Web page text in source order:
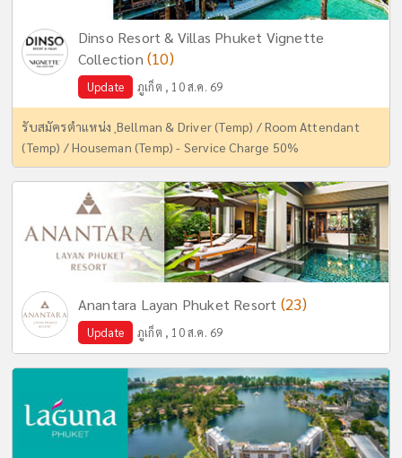
Dinso Resort & Villas Phuket Vignette
Collection (10)
Update ภูเก็ต , 10 ส.ค. 69
รับสมัครตำแหน่ง ฺBellman & Driver (Temp) / Room Attendant
(Temp) / Houseman (Temp) - Service Charge 50%
Anantara Layan Phuket Resort (23)
Update ภูเก็ต , 10 ส.ค. 69